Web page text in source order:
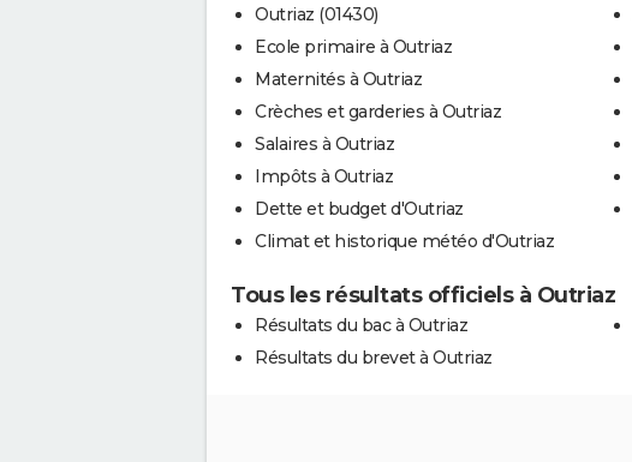
Outriaz (01430)
Ecole primaire à Outriaz
Maternités à Outriaz
Crèches et garderies à Outriaz
Salaires à Outriaz
Impôts à Outriaz
Dette et budget d'Outriaz
Climat et historique météo d'Outriaz
Tous les résultats officiels à Outriaz
Résultats du bac à Outriaz
Résultats du brevet à Outriaz